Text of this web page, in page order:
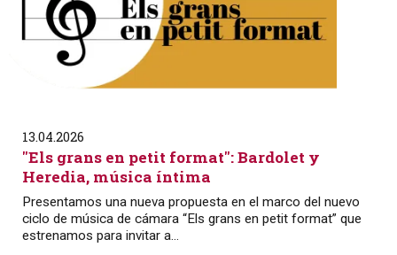
13.04.2026
"Els grans en petit format": Bardolet y
Heredia, música íntima
Presentamos una nueva propuesta en el marco del nuevo
ciclo de música de cámara “Els grans en petit format” que
estrenamos para invitar a...